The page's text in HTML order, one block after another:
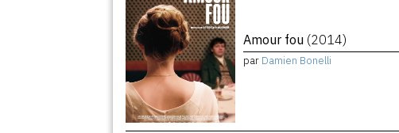
Amour fou (2014)
par Damien Bonelli